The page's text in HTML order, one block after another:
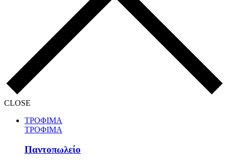
CLOSE
ΤΡΟΦΙΜΑ
ΤΡΟΦΙΜΑ
Παντοπωλείο